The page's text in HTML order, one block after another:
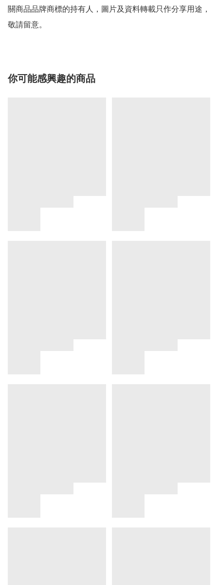
關商品品牌商標的持有人，圖片及資料轉載只作分享用途，
你可能感興趣的商品